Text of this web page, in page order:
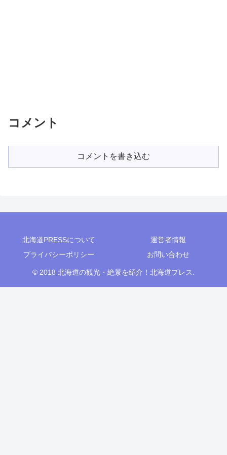
コメント
コメントを書き込む
北海道PRESSについて
運営者情報
プライバシーポリシー
お問い合わせ
© 2018 北海道の観光・絶景を紹介！北海道プレス.